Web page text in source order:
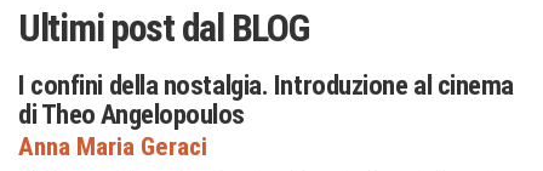
Ultimi post dalBLOG
I confini della nostalgia. Introduzione al cinema
di Theo Angelopoulos
Anna Maria Geraci